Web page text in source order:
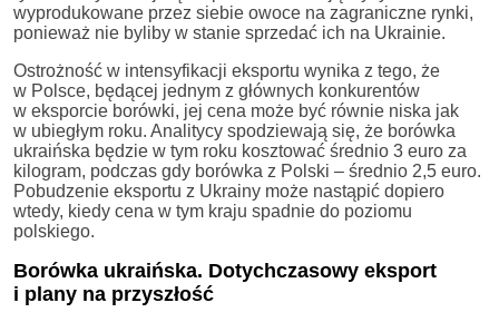
wyprodukowane przez siebie owoce na zagraniczne rynki,
ponieważ nie byliby w stanie sprzedać ich na Ukrainie.
Ostrożność w intensyfikacji eksportu wynika z tego, że
w Polsce, będącej jednym z głównych konkurentów
w eksporcie borówki, jej cena może być równie niska jak
w ubiegłym roku. Analitycy spodziewają się, że borówka
ukraińska będzie w tym roku kosztować średnio 3 euro za
kilogram, podczas gdy borówka z Polski – średnio 2,5 euro.
Pobudzenie eksportu z Ukrainy może nastąpić dopiero
wtedy, kiedy cena w tym kraju spadnie do poziomu
polskiego.
Borówka ukraińska. Dotychczasowy eksport
i plany na przyszłość